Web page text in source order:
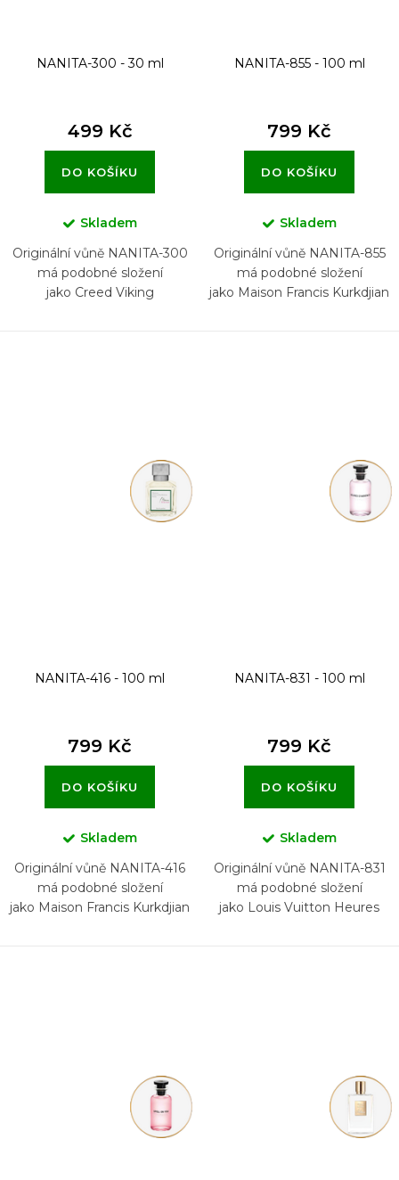
NANITA-300 - 30 ml
499 Kč
DO KOŠÍKU
Skladem
Originální vůně NANITA-300
má podobné složení
jako Creed Viking
NANITA-855 - 100 ml
799 Kč
DO KOŠÍKU
Skladem
Originální vůně NANITA-855
má podobné složení
jako Maison Francis Kurkdjian
NANITA-416 - 100 ml
799 Kč
DO KOŠÍKU
Skladem
Originální vůně NANITA-416
má podobné složení
jako Maison Francis Kurkdjian
NANITA-831 - 100 ml
799 Kč
DO KOŠÍKU
Skladem
Originální vůně NANITA-831
má podobné složení
jako Louis Vuitton Heures